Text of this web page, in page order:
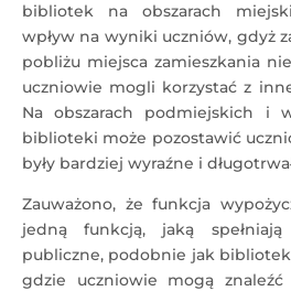
bibliotek na obszarach
wpływ na wyniki uczniów, gdyż
pobliżu miejsca zamieszkania
uczniowie mogli korzystać z
Na obszarach podmiejskich i
biblioteki może pozostawić
były bardziej wyraźne i
Zauważono, że funkcja
jedną funkcją, jaką
publiczne, podobnie jak
gdzie uczniowie mogą